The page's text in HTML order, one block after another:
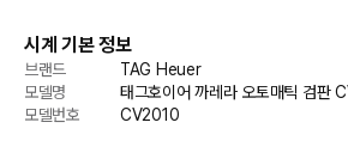
시계 기본 정보
브랜드
TAG Heuer
모델명
태그호이어 까레라 오토매틱 검판
모델번호
CV2010